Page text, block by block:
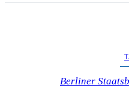
Berliner